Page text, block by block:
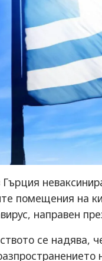
Гърция
помещения на
направен
се надява,